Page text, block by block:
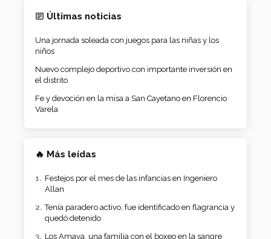
Últimas noticias
Una jornada soleada con juegos para las niñas y los
niños
Nuevo complejo deportivo con importante inversión en
el distrito
Fe y devoción en la misa a San Cayetano en Florencio
Varela
🔥 Más leídas
Festejos por el mes de las infancias en Ingeniero
Allan
Tenía paradero activo, fue identificado en flagrancia y
quedó detenido
Los Amaya, una familia con el boxeo en la sangre